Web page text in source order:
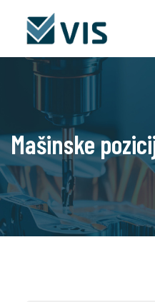
Mašinske